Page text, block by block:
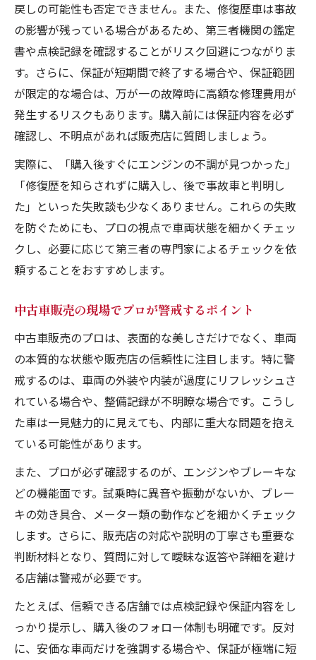
戻しの可能性も否定できません。また、修復歴車は事故
の影響が残っている場合があるため、第三者機関の鑑定
書や点検記録を確認することがリスク回避につながりま
す。さらに、保証が短期間で終了する場合や、保証範囲
が限定的な場合は、万が一の故障時に高額な修理費用が
発生するリスクもあります。購入前には保証内容を必ず
確認し、不明点があれば販売店に質問しましょう。
実際に、「購入後すぐにエンジンの不調が見つかった」
「修復歴を知らされずに購入し、後で事故車と判明し
た」といった失敗談も少なくありません。これらの失敗
を防ぐためにも、プロの視点で車両状態を細かくチェッ
クし、必要に応じて第三者の専門家によるチェックを依
頼することをおすすめします。
中古車販売の現場でプロが警戒するポイント
中古車販売のプロは、表面的な美しさだけでなく、車両
の本質的な状態や販売店の信頼性に注目します。特に警
戒するのは、車両の外装や内装が過度にリフレッシュさ
れている場合や、整備記録が不明瞭な場合です。こうし
た車は一見魅力的に見えても、内部に重大な問題を抱え
ている可能性があります。
また、プロが必ず確認するのが、エンジンやブレーキな
どの機能面です。試乗時に異音や振動がないか、ブレー
キの効き具合、メーター類の動作などを細かくチェック
します。さらに、販売店の対応や説明の丁寧さも重要な
判断材料となり、質問に対して曖昧な返答や詳細を避け
る店舗は警戒が必要です。
たとえば、信頼できる店舗では点検記録や保証内容をし
っかり提示し、購入後のフォロー体制も明確です。反対
に、安価な車両だけを強調する場合や、保証が極端に短